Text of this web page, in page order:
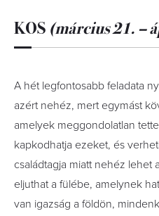
KOS (március 21. –
A hét legfontosabb feladata
azért nehéz, mert egymást
amelyek meggondolatlan
kapkodhatja ezeket, és
családtagja miatt nehéz lehet
eljuthat a fülébe, amelynek
van igazság a földön,